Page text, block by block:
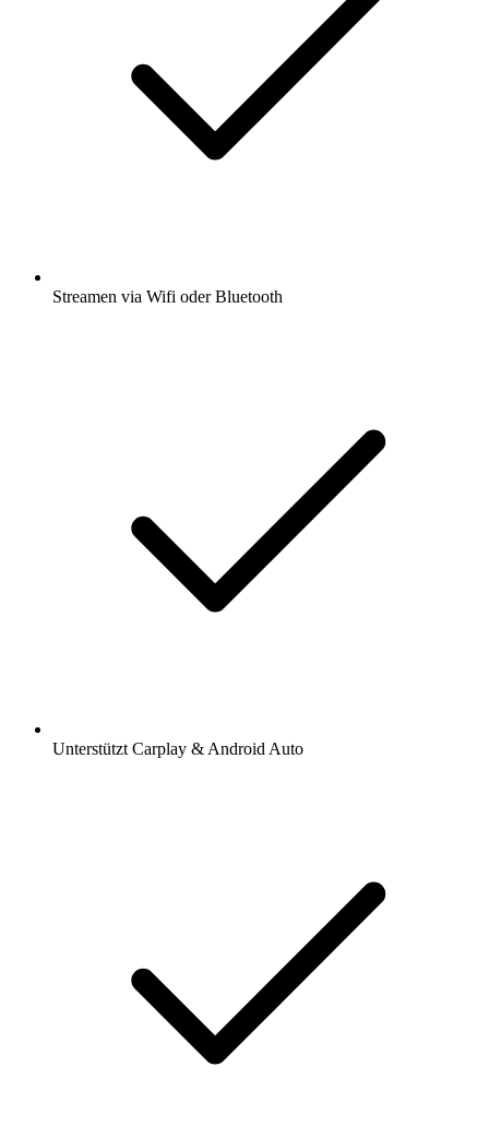
Streamen via Wifi oder Bluetooth
Unterstützt Carplay & Android Auto